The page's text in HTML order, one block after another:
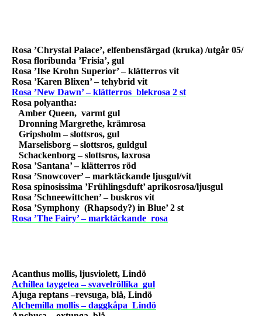
Rosa ’Chrystal Palace’, elfenbensfärgad (kruka) /utgår 05/
Rosa floribunda ’Frisia’, gul
Rosa ’Ilse Krohn Superior’ – klätterros vit
Rosa ’Karen Blixen’ – tehybrid vit
Rosa ’New Dawn’ – klätterros blekrosa 2 st
Rosa polyantha:
Amber Queen, varmt gul
Dronning Margrethe, krämrosa
Gripsholm – slottsros, gul
Marselisborg – slottsros, guldgul
Schackenborg – slottsros, laxrosa
Rosa ’Santana’ – klätterros röd
Rosa ’Snowcover’ – marktäckande ljusgul/vit
Rosa spinosissima ’Frühlingsduft’ aprikosrosa/ljusgul
Rosa ’Schneewittchen’ – buskros vit
Rosa ’Symphony (Rhapsody?) in Blue’ 2 st
Rosa ’The Fairy’ – marktäckande rosa
Acanthus mollis, ljusviolett, Lindö
Achillea taygetea – svavelröllika gul
Ajuga reptans –revsuga, blå, Lindö
Alchemilla mollis – daggkåpa Lindö